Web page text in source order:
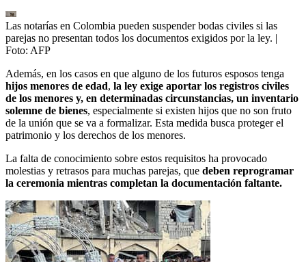
Las notarías en Colombia pueden suspender bodas civiles si las
parejas no presentan todos los documentos exigidos por la ley. |
Foto: AFP
Además, en los casos en que alguno de los futuros esposos tenga
hijos menores de edad, la ley exige aportar los registros civiles
de los menores y, en determinadas circunstancias, un inventario
solemne de bienes, especialmente si existen hijos que no son fruto
de la unión que se va a formalizar. Esta medida busca proteger el
patrimonio y los derechos de los menores.
La falta de conocimiento sobre estos requisitos ha provocado
molestias y retrasos para muchas parejas, que deben reprogramar
la ceremonia mientras completan la documentación faltante.